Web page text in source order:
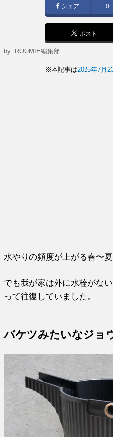
シェア 0
ポスト
by ROOMIE編集部
※本記事は2025年7月
水やりの頻度が上がる春〜夏
でも我が家は外に水栓がな
って往復していました。
バケツみたいなジョ